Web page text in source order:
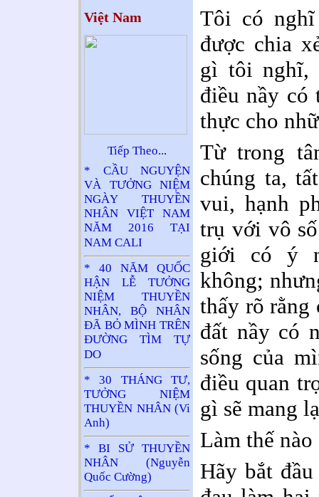
Việt Nam
Tiếp Theo...
* CẦU NGUYỆN
VÀ TƯỞNG NIỆM
NGÀY THUYỀN
NHÂN VIỆT NAM
NĂM 2016 TẠI
NAM CALI
* 40 NĂM QUỐC
HẬN LỄ TƯỞNG
NIỆM THUYỀN
NHÂN, BỘ NHÂN
ĐÃ BỎ MÌNH TRÊN
ĐƯỜNG TÌM TỰ
DO
* 30 THÁNG TƯ,
TƯỞNG NIỆM
THUYỀN NHÂN (Vi
Anh)
* BI SỬ THUYỀN
NHÂN (Nguyễn
Quốc Cường)
Tôi có
được chia
gì tôi nghĩ,
điều nầy
thực cho
Từ trong
chúng ta,
vui, hạnh
trụ với vô
giới có ý
không;
thấy rõ rằng
đất nầy có
sống của
điều quan
gì sẽ mang
Làm thế
Hãy bắt